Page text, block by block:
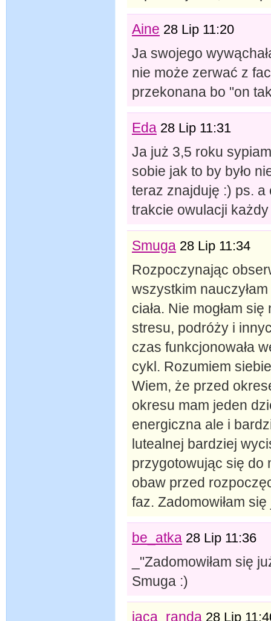
Aine 28 Lip 11:20
Ja swojego
nie może zerwać z
przekonana bo "on
Eda 28 Lip 11:31
Ja już 3,5 roku
sobie jak to by było
teraz znajduję :) ps.
trakcie owulacji
Smuga 28 Lip 11:34
Rozpoczynając
wszystkim
ciała. Nie mogłam
stresu, podróży i
czas funkcjonowała
cykl. Rozumiem
Wiem, że przed
okresu mam jeden
energiczna ale i
lutealnej bardziej
przygotowując się do
obaw przed
faz. Zadomowiłam
be_atka 28 Lip 11:36
_"Zadomowiłam się
Smuga :)
jaca_randa 28 Lip